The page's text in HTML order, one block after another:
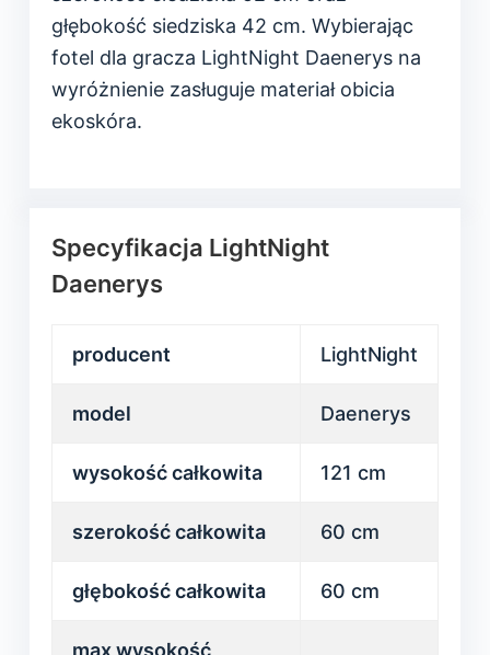
głębokość siedziska 42 cm. Wybierając
fotel dla gracza LightNight Daenerys na
wyróżnienie zasługuje materiał obicia
ekoskóra.
Specyfikacja LightNight
Daenerys
producent LightNight
model Daenerys
wysokość całkowita 121 cm
szerokość całkowita 60 cm
głębokość całkowita 60 cm
max wysokość